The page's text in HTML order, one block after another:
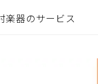
楽器のサービス